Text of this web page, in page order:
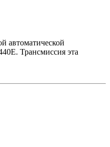
автоматической
Трансмиссия эта